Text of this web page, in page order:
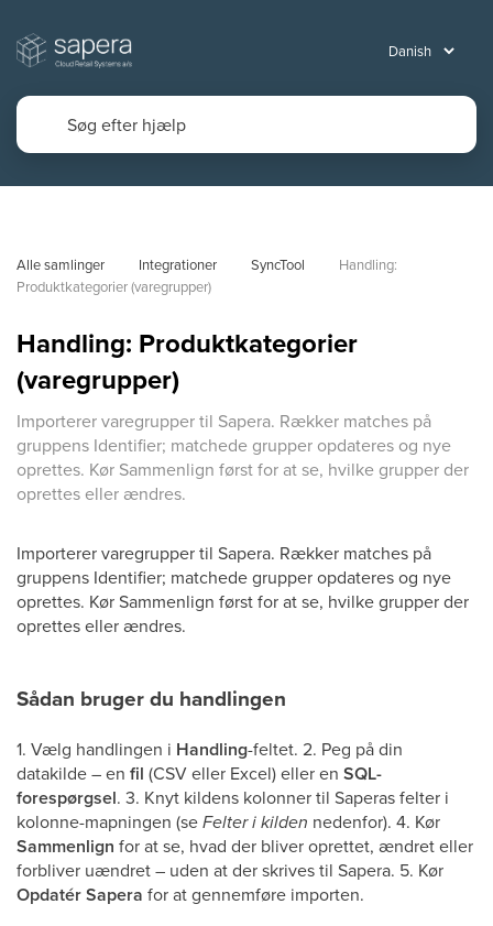
Alle samlinger Integrationer SyncTool
Handling:
Produktkategorier (varegrupper)
Handling: Produktkategorier
(varegrupper)
Importerer varegrupper til Sapera. Rækker matches på
gruppens Identifier; matchede grupper opdateres og nye
oprettes. Kør Sammenlign først for at se, hvilke grupper der
oprettes eller ændres.
Importerer varegrupper til Sapera. Rækker matches på
gruppens Identifier; matchede grupper opdateres og nye
oprettes. Kør Sammenlign først for at se, hvilke grupper der
oprettes eller ændres.
Sådan bruger du handlingen
1. Vælg handlingen i Handling-feltet. 2. Peg på din
datakilde – en fil (CSV eller Excel) eller en SQL-
forespørgsel. 3. Knyt kildens kolonner til Saperas felter i
kolonne-mapningen (seFelter i kilden nedenfor). 4. Kør
Sammenlign for at se, hvad der bliver oprettet, ændret eller
forbliver uændret – uden at der skrives til Sapera. 5. Kør
Opdatér Sapera for at gennemføre importen.